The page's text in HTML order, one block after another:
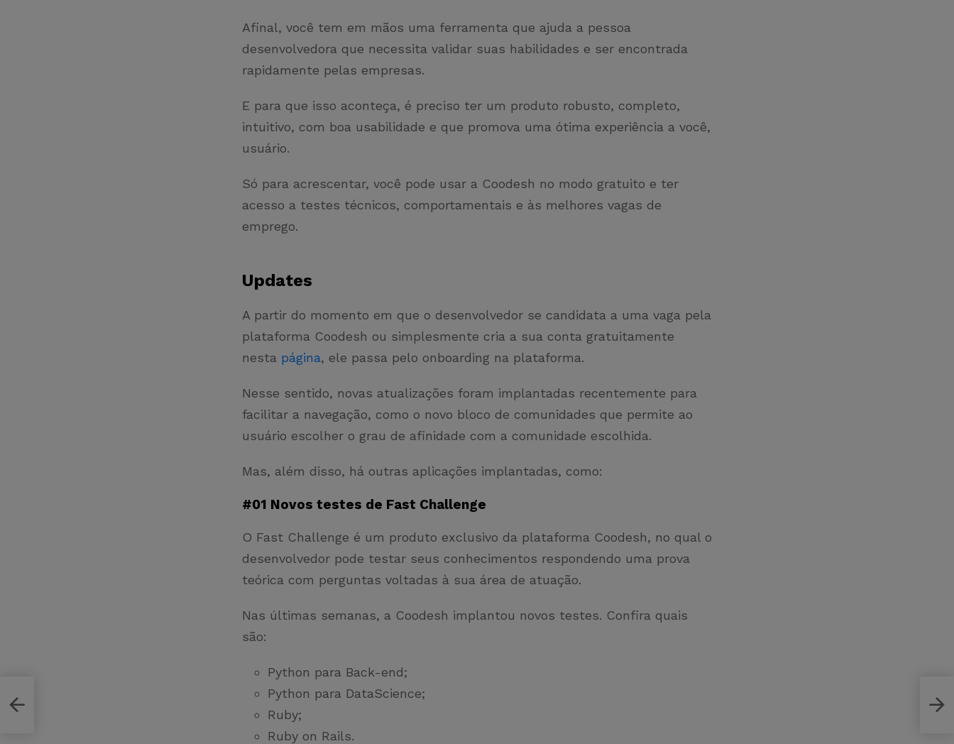
Afinal, você tem em mãos uma ferramenta que ajuda a pessoa
desenvolvedora que necessita validar suas habilidades e ser encontrada
rapidamente pelas empresas.
E para que isso aconteça, é preciso ter um produto robusto, completo,
intuitivo, com boa usabilidade e que promova uma ótima experiência a você,
usuário.
Só para acrescentar, você pode usar a Coodesh no modo gratuito e ter
acesso a testes técnicos, comportamentais e às melhores vagas de
emprego.
Updates
A partir do momento em que o desenvolvedor se candidata a uma vaga pela
plataforma Coodesh ou simplesmente cria a sua conta gratuitamente
nesta página, ele passa pelo onboarding na plataforma.
Nesse sentido, novas atualizações foram implantadas recentemente para
facilitar a navegação, como o novo bloco de comunidades que permite ao
usuário escolher o grau de afinidade com a comunidade escolhida.
Mas, além disso, há outras aplicações implantadas, como:
#01 Novos testes de Fast Challenge
O Fast Challenge é um produto exclusivo da plataforma Coodesh, no qual o
desenvolvedor pode testar seus conhecimentos respondendo uma prova
teórica com perguntas voltadas à sua área de atuação.
Nas últimas semanas, a Coodesh implantou novos testes. Confira quais
são:
Python para Back-end;
Python para DataScience;
Ruby;
Ruby on Rails.